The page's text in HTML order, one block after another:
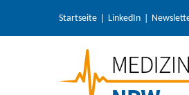
Startseite LinkedIn